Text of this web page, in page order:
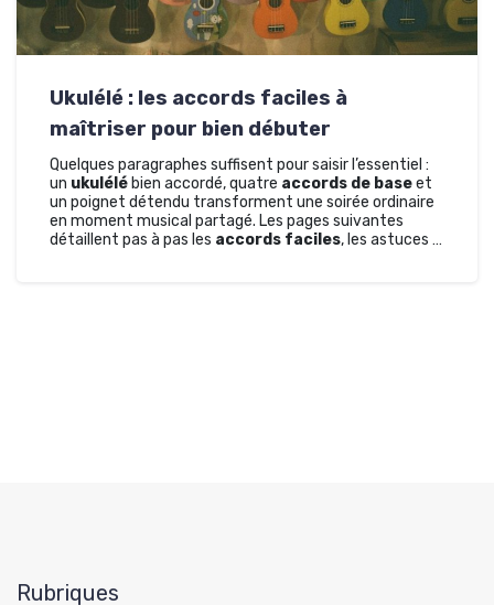
Ukulélé : les accords faciles à
maîtriser pour bien débuter
Quelques paragraphes suffisent pour saisir l’essentiel :
un ukulélé bien accordé, quatre accords de baseet
un poignet détendu transforment une soirée ordinaire
en moment musical partagé. Les pages suivantes
détaillent pas à pas les accords faciles, les astuces …
Rubriques